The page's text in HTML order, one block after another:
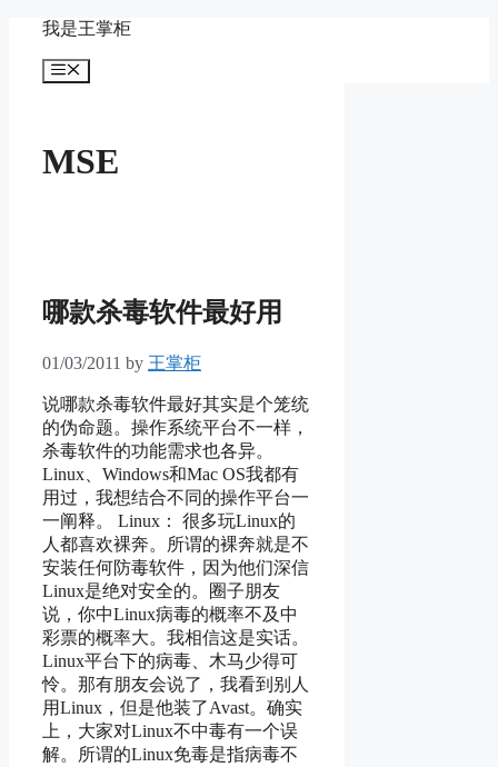
content
我是王掌柜
Menu
MSE
哪款杀毒软件最好用
01/03/2011 by 王掌柜
说哪款杀毒软件最好其实是个笼统
的伪命题。操作系统平台不一样，
杀毒软件的功能需求也各异。
Linux、Windows和Mac OS我都有
用过，我想结合不同的操作平台一
一阐释。 Linux： 很多玩Linux的
人都喜欢裸奔。所谓的裸奔就是不
安装任何防毒软件，因为他们深信
Linux是绝对安全的。圈子朋友
说，你中Linux病毒的概率不及中
彩票的概率大。我相信这是实话。
Linux平台下的病毒、木马少得可
怜。那有朋友会说了，我看到别人
用Linux，但是他装了Avast。确实
上，大家对Linux不中毒有一个误
解。所谓的Linux免毒是指病毒不